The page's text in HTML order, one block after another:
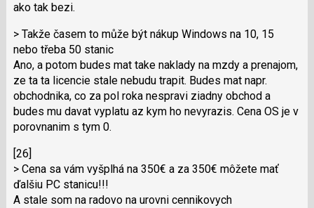
ako tak bezi.
> Takže časem to může být nákup Windows na 10, 15
nebo třeba 50 stanic
Ano, a potom budes mat take naklady na mzdy a prenajom,
ze ta ta licencie stale nebudu trapit. Budes mat napr.
obchodnika, co za pol roka nespravi ziadny obchod a
budes mu davat vyplatu az kym ho nevyrazis. Cena OS je v
porovnanim s tym 0.
[26]
> Cena sa vám vyšplhá na 350€ a za 350€ môžete mať
ďalšiu PC stanicu!!!
A stale som na radovo na urovni cennikovych